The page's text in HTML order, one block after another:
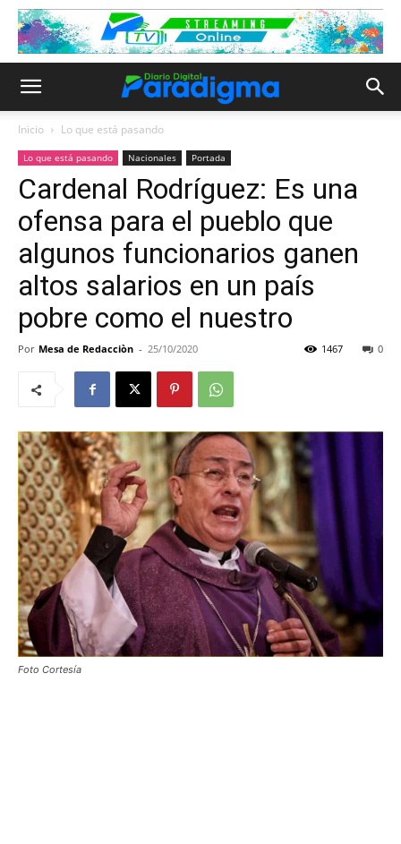
Inicio Lo que está pasando
Lo que está pasando Nacionales Portada
Cardenal Rodríguez: Es una
ofensa para el pueblo que
algunos funcionarios ganen
altos salarios en un país
pobre como el nuestro
Por Mesa de Redacciòn - 25/10/2020 0
1467
Foto Cortesía